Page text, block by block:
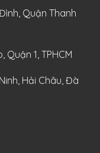
Quận Thanh
1, TPHCM
Hải Châu, Đà